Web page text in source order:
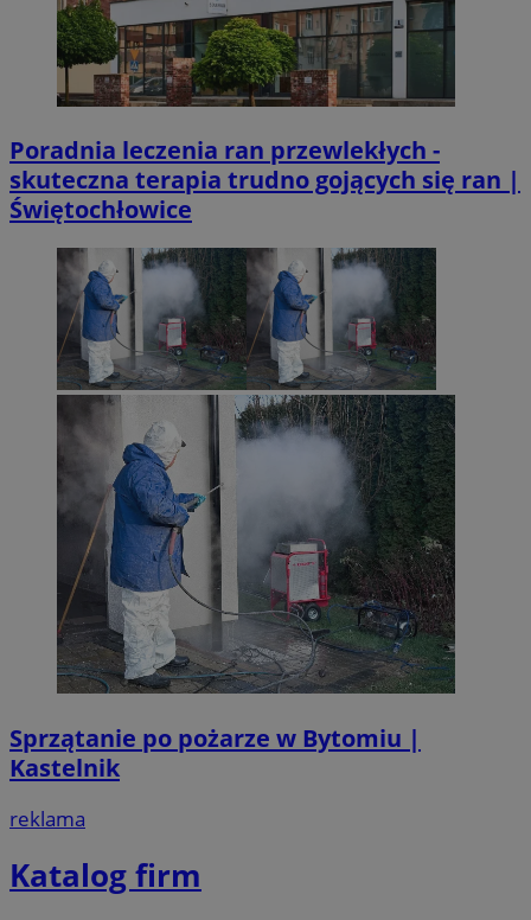
Poradnia leczenia ran przewlekłych -
skuteczna terapia trudno gojących się ran |
Świętochłowice
Sprzątanie po pożarze w Bytomiu |
Kastelnik
reklama
Katalog firm